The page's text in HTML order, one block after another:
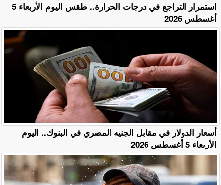
استمرار التراجع في درجات الحرارة.. طقس اليوم الأربعاء 5
أغسطس 2026
أسعار الدولار في مقابل الجنيه المصري في البنوك.. اليوم
الأربعاء 5 أغسطس 2026